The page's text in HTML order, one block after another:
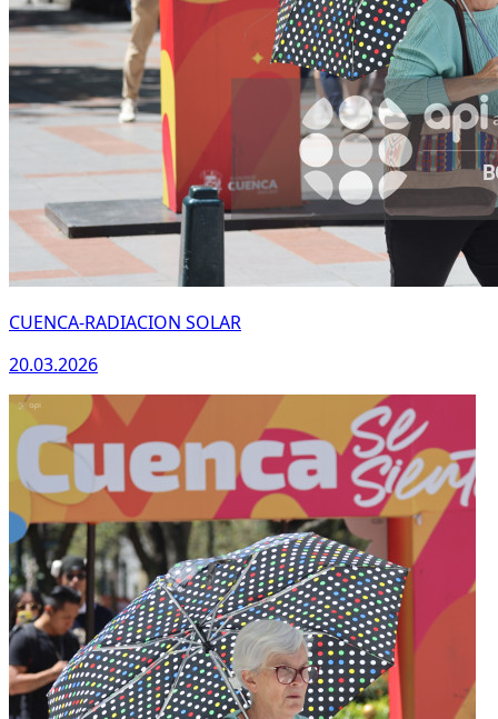
CUENCA-RADIACION SOLAR
20.03.2026